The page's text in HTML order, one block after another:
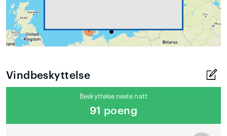
Vindbeskyttelse
Beskyttelse neste natt
91 poeng